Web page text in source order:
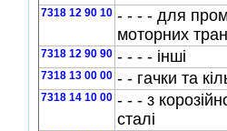
7318 12 90 10 - - - - для
моторних
7318 12 90 90 - - - - iншi
7318 13 00 00 - - гачки та
7318 14 10 00 - - - з
сталi